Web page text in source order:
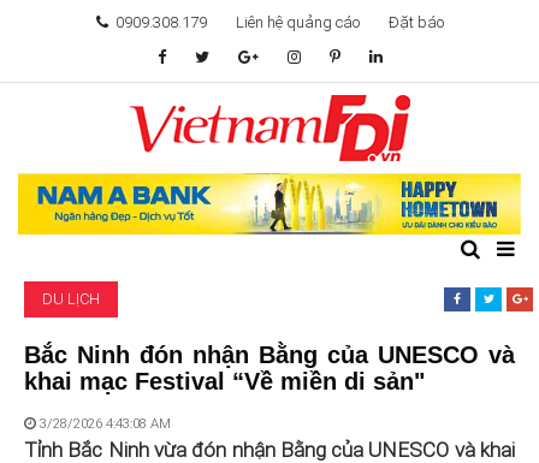
0909.308.179 Liên hệ quảng cáo Đặt báo
TÂM ĐIỂM ĐẦU TƯ
TÀI CHÍNH
KHỞI NGHIỆP
GIẢI TRÍ & CÔNG NGHỆ
DU LỊCH
Bắc Ninh đón nhận Bằng của UNESCO và
khai mạc Festival “Về miền di sản"
3/28/2026 4:43:08 AM
Tỉnh Bắc Ninh vừa đón nhận Bằng của UNESCO và khai